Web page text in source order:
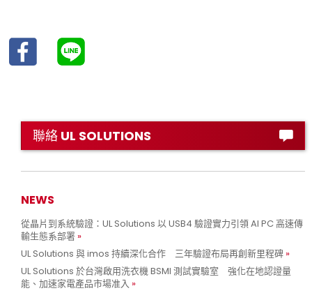
聯絡 UL SOLUTIONS
NEWS
從晶片到系統驗證：UL Solutions 以 USB4 驗證實力引領 AI PC 高速傳
輸生態系部署
UL Solutions 與 imos 持續深化合作 三年驗證布局再創新里程碑
UL Solutions 於台灣啟用洗衣機 BSMI 測試實驗室 強化在地認證量
能、加速家電產品市場准入